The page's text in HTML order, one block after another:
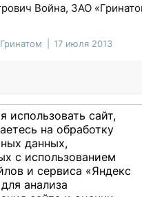
Война, ЗАО
Гринатом 17 июля 2013
Учебный центр
использовать сайт,
на обработку
данных,
с использованием
и сервиса «Яндекс
анализа